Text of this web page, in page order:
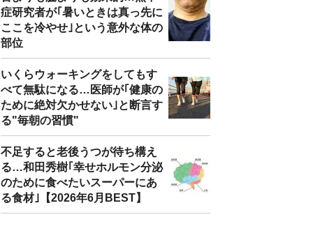
症研究者が｢暑いときは真っ先に
ここを冷やせ｣という意外な体の
部位
いくらウォーキングをしてもす
べて無駄になる…医師が｢健康の
ために絶対欠かせない｣と断言す
る"毎朝の習慣"
不足すると老後うつが待ち構え
る…和田秀樹｢幸せホルモン分泌
のために食べたいスーパーにあ
る食材｣【2026年6月BEST】